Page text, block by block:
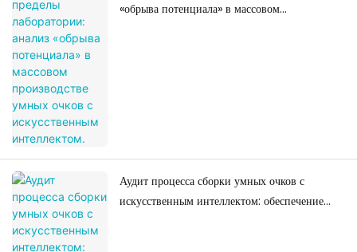
«обрыва потенциала» в массовом
Аудит процесса сборки умных очков с
искусственным интеллектом: обеспечение